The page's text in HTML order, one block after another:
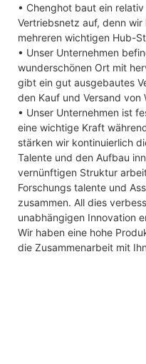
• Chenghot baut ein
Vertriebsnetz auf, denn
mehreren wichtigen Hub-
• Unser Unternehmen
wunderschönen Ort mit
gibt ein gut ausgebautes
den Kauf und Versand von
• Unser Unternehmen ist
eine wichtige Kraft
stärken wir kontinuierlich
Talente und den Aufbau
vernünftigen Struktur
Forschungs talente und
zusammen. All dies
unabhängigen Innovation
Wir haben eine hohe
die Zusammenarbeit mit